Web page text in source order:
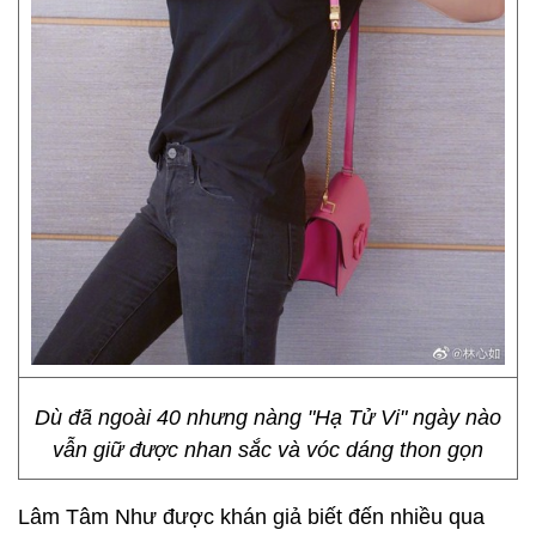
Dù đã ngoài 40 nhưng nàng "Hạ Tử Vi" ngày nào
vẫn giữ được nhan sắc và vóc dáng thon gọn
Lâm Tâm Như được khán giả biết đến nhiều qua